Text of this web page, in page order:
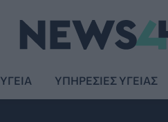
ΥΓΕΙΑ ΥΠΗΡΕΣΙΕΣ ΥΓΕΙΑΣ